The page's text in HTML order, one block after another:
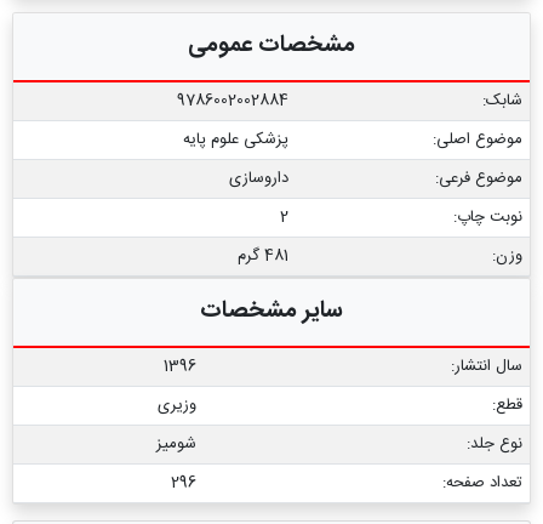
مشخصات عمومی
شابک:
9786002002884
موضوع اصلی:
پزشکی علوم پایه
موضوع فرعی:
داروسازی
نوبت چاپ:
2
وزن:
481 گرم
سایر مشخصات
سال انتشار:
1396
قطع:
وزیری
نوع جلد:
شومیز
تعداد صفحه:
296